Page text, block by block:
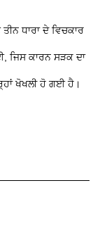
ਧਾਰਾ ਦੇ ਵਿਚਕਾਰ
ਜਿਸ ਕਾਰਨ ਸੜਕ ਦਾ
ਖੋਖਲੀ ਹੋ ਗਈ ਹੈ।